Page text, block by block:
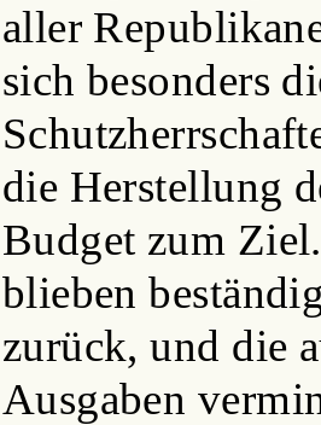
aller
sich besonders
die Herstellung
Budget zum
blieben
zurück, und die
Ausgaben